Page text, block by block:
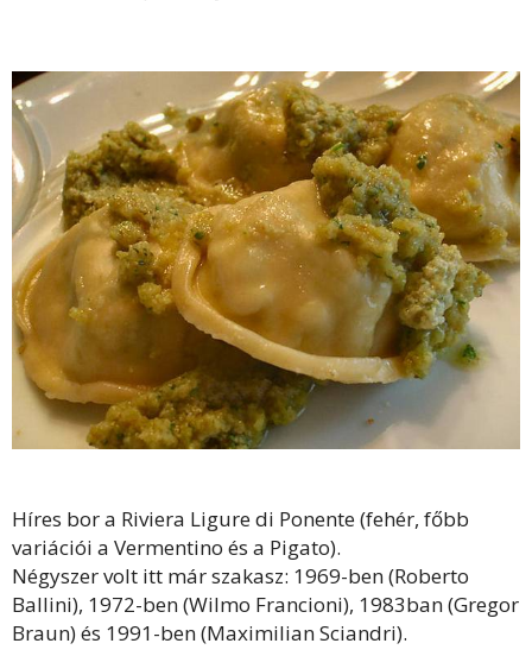
Híres bor a Riviera Ligure di Ponente (fehér, főbb
variációi a Vermentino és a Pigato).
Négyszer volt itt már szakasz: 1969-ben (Roberto
Ballini), 1972-ben (Wilmo Francioni), 1983ban (Gregor
Braun) és 1991-ben (Maximilian Sciandri).